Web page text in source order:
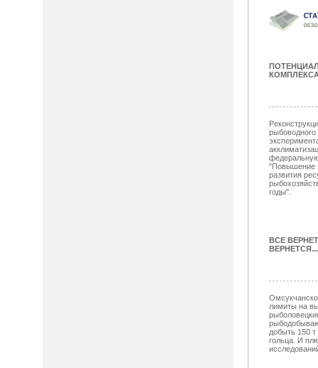
"Повышение
развития
годы".
ВСЕ
ВЕРНЕТСЯ...
лимиты на
добыть 150
гольца. И